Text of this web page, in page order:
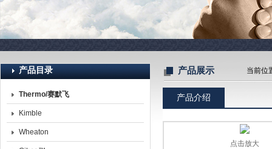
北京诺博莱德科技有限公司
产品目录
Thermo/赛默飞
Kimble
Wheaton
产品展示 当前位
产品介绍
点击放大